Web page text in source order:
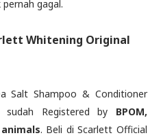
gagal.
Whitening Original
Salt Shampoo & Conditioner
sudah Registered by BPOM,
. Beli di Scarlett Official